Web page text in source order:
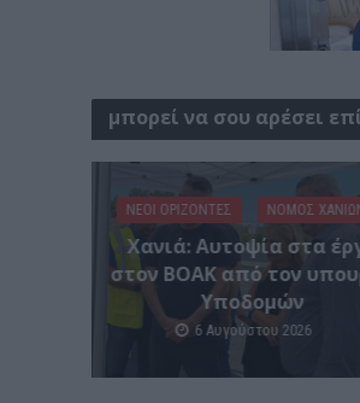
μπορεί να σου αρέσει
ΝΕΟΙ ΟΡΙΖΟΝΤΕΣ ΝΟΜΌΣ
Χανιά: Αυτοψία στα
στον ΒΟΑΚ από τον
Υποδομών
6 Αυγούστου 2026